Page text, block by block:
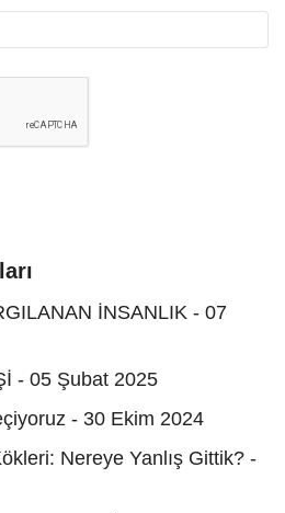
İNSANLIK - 07
- 05 Şubat 2025
- 30 Ekim 2024
Nereye Yanlış Gittik? -